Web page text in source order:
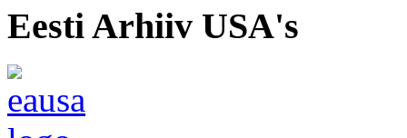
Eesti Arhiiv USA's